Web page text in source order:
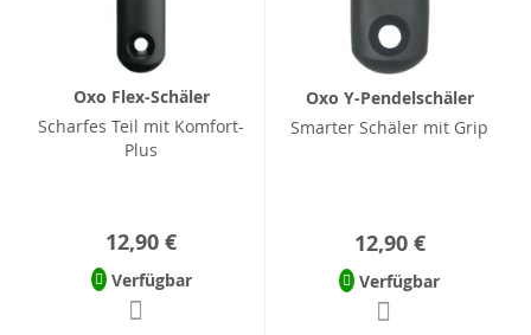
Oxo Flex-Schäler
Scharfes Teil mit Komfort-
Plus
12,90 €
Verfügbar
Oxo Y-Pendelschäler
Smarter Schäler mit Grip
12,90 €
Verfügbar